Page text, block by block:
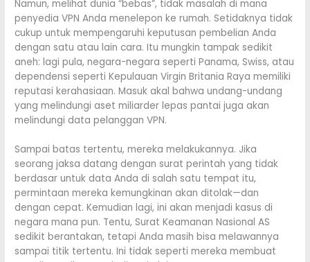
Namun, melihat dunia “bebas”, tidak masalah di mana
penyedia VPN Anda menelepon ke rumah. Setidaknya tidak
cukup untuk mempengaruhi keputusan pembelian Anda
dengan satu atau lain cara. Itu mungkin tampak sedikit
aneh: lagi pula, negara-negara seperti Panama, Swiss, atau
dependensi seperti Kepulauan Virgin Britania Raya memiliki
reputasi kerahasiaan. Masuk akal bahwa undang-undang
yang melindungi aset miliarder lepas pantai juga akan
melindungi data pelanggan VPN.
Sampai batas tertentu, mereka melakukannya. Jika
seorang jaksa datang dengan surat perintah yang tidak
berdasar untuk data Anda di salah satu tempat itu,
permintaan mereka kemungkinan akan ditolak—dan
dengan cepat. Kemudian lagi, ini akan menjadi kasus di
negara mana pun. Tentu, Surat Keamanan Nasional AS
sedikit berantakan, tetapi Anda masih bisa melawannya
sampai titik tertentu. Ini tidak seperti mereka membuat